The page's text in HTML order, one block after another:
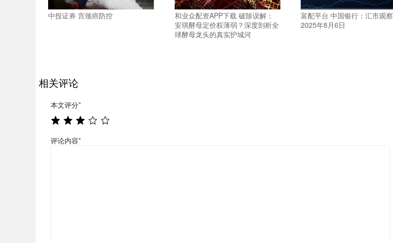
中投证券 宫颈癌防控
和业众配资APP下载 破除误解：
安琪酵母定价权薄弱？深度剖析全
球酵母龙头的真实护城河
富配平台 中国银行：汇市观察
2025年8月6日
相关评论
本文评分*
评论内容*